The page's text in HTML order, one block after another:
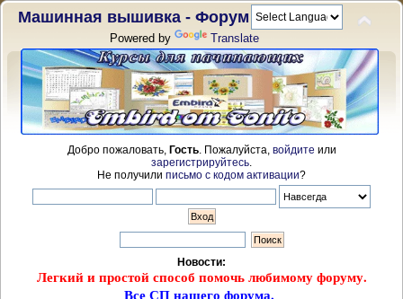
Машинная вышивка - Форум
Powered by Translate
Добро пожаловать, Гость. Пожалуйста, войдите или
зарегистрируйтесь
Не получили письмо с кодом активации?
Новости:
Легкий и простой способ помочь любимому форуму.
Все СП нашего форума.